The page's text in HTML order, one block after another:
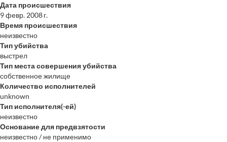
Дата происшествия
9 февр. 2008 г.
Время происшествия
неизвестно
Тип убийства
выстрел
Тип места совершения убийства
собственное жилище
Количество исполнителей
unknown
Тип исполнителя(-ей)
неизвестно
Основание для предвзятости
неизвестно / не применимо